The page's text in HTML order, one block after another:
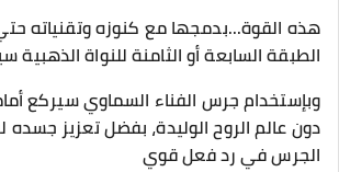
هذه القوة...بدمجها مع كنوزه وتقنياته
الطبقة السابعة أو الثامنة للنواة الذهبية
وبإستخدام جرس الفناء السماوي سيركع
دون عالم الروح الوليدة، بفضل تعزيز
الجرس في رد فعل قوي